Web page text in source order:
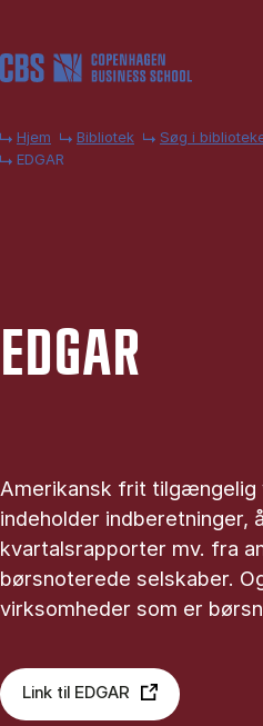
Hjem Bibliotek Søg i
EDGAR
ED­GAR
Amerikansk frit tilgængelig
indeholder indberetninger,
kvartalsrapporter mv. fra
børsnoterede selskaber.
virksomheder som er
Link til EDGAR